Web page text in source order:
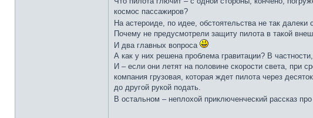
космос пассажиров?
На астероиде, по идее, обстоятельства не так далеки
Почему не предусмотрели защиту пилота в такой
И два главных вопроса
А как у них решена проблема гравитации? В
И – если они летят на половине скорости света, при
компания грузовая, которая ждет пилота через
до другой рукой подать.
В остальном – неплохой приключенческий рассказ